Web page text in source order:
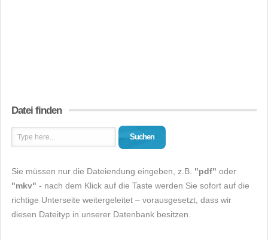
Datei finden
Suchen
Sie müssen nur die Dateiendung eingeben, z.B. "pdf" oder
"mkv" - nach dem Klick auf die Taste werden Sie sofort auf die
richtige Unterseite weitergeleitet – vorausgesetzt, dass wir
diesen Dateityp in unserer Datenbank besitzen.